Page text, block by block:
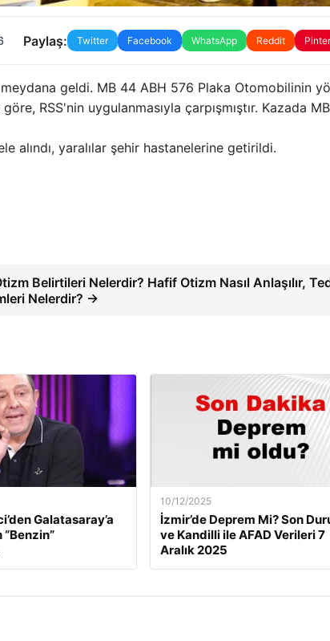
Paylaş: Twitter Facebook WhatsApp Reddit
geldi. MB 44 ABH 576 Plaka Otomobilinin
RSS'nin uygulanmasıyla çarpışmıştır. Kazada
alındı, yaralılar şehir hastanelerine getirildi.
Belirtileri Nelerdir? Hafif Otizm Nasıl Anlaşılır,
Nelerdir? →
Galatasaray’a
10/12/2025
İzmir’de Deprem Mi? Son
ve Kandilli ile AFAD Verileri 7
Aralık 2025